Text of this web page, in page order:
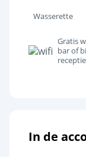
Wasserette
Gratis
bar of
receptie
In de